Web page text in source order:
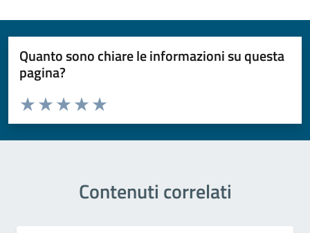
Quanto sono chiare le informazioni su questa
pagina?
Valuta da 1 a 5 stelle la pagina
Valuta 5 stelle su 5
Valuta 4 stelle su 5
Valuta 3 stelle su 5
Valuta 2 stelle su 5
Valuta 1 stelle su 5
Contenuti correlati